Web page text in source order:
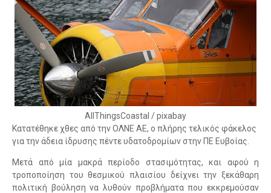
AllThingsCoastal / pixabay
Κατατέθηκε χθες από την ΟΛΝΕ ΑΕ, ο πλήρης τελικός φάκελος
για την άδεια ίδρυσης πέντε υδατοδρομίων στην ΠΕ Ευβοίας.
Μετά από μία μακρά περίοδο στασιμότητας, και αφού η
τροποποίηση του θεσμικού πλαισίου δείχνει την ξεκάθαρη
πολιτική βούληση να λυθούν προβλήματα που εκκρεμούσαν